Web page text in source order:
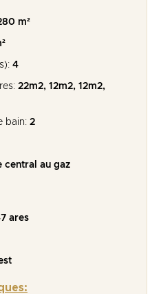
m²
4
22m2, 12m2, 12m2,
bain: 2
central au gaz
ares